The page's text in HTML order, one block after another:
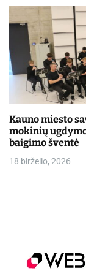
Kauno miesto
mokinių
baigimo šventė
18 birželio, 2026